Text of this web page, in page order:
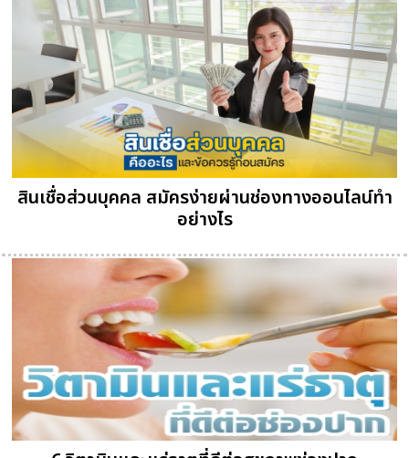
สินเชื่อส่วนบุคคล สมัครง่ายผ่านช่องทางออนไลน์ทำ
อย่างไร